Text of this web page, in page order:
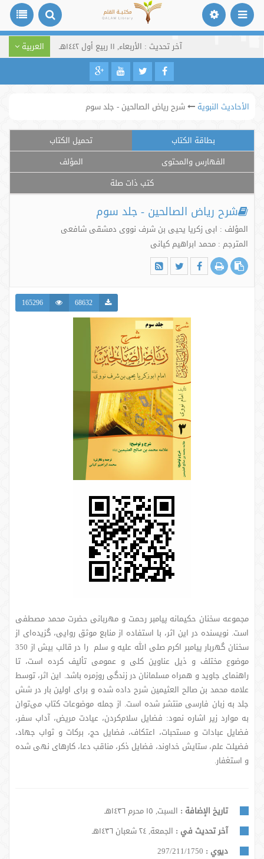
آخر تحديث : الأربعاء, ١١ ربيع أول ١٤٤٢هـ العربية
الأحاديث النبوية شرح ریاض الصالحین - جلد سوم
بطاقة الكتاب
تحميل الكتاب
الفهارس والمحتوى
المؤلف
كتب ذات صلة
شرح ریاض الصالحین - جلد سوم
المؤلف : ابی زکریا یحیی بن شرف نووی دمشقی شافعی
المترجم : محمد ابراهیم کیانی
68632
165296
مجموعه سخنان حکیمانه پیامبر رحمت و مهربانی حضرت محمد مصطفی
است. نویسنده در این اثر، با استفاده از منابع موثق روایی، گزیده‌ای از
سخنان گهربار پیامبر اکرم صلی الله علیه و سلم را در قالب بیش از 350
موضوع مختلف و ذیل عناوین کلی و عمومی تألیف کرده است، تا
راهنمای جاوید و همراه مسلمانان در زندگی روزمره باشد. این اثر، توسط
علامه محمد بن صالح العثیمین شرح داده شده و برای اولین بار در شش
جلد به زبان فارسی منتشر شده است. از جمله موضوعات کتاب می‌توان
به موارد زیر اشاره نمود: فضایل سلام‌کردن، عیادت مریض، آداب سفر،
فضایل عبادات و مستحبات، اعتکاف، فضایل حج، برکات و ثواب جهاد،
فضیلت علم، ستایش خداوند، فضایل ذکر، مناقب دعا، کارهای نهی شده
و استغفار.
تاريخ الإضافة : السبت, ١٥ محرم ١٤٣٦هـ
آخر تحديث في : الجمعة, ٢٤ شعبان ١٤٣٦هـ
ديوي : 297/211/1750